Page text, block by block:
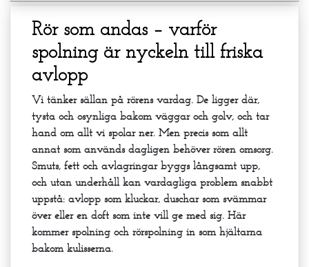
Rör som andas – varför
spolning är nyckeln till friska
avlopp
Vi tänker sällan på rörens vardag. De ligger där,
tysta och osynliga bakom väggar och golv, och tar
hand om allt vi spolar ner. Men precis som allt
annat som används dagligen behöver rören omsorg.
Smuts, fett och avlagringar byggs långsamt upp,
och utan underhåll kan vardagliga problem snabbt
uppstå: avlopp som kluckar, duschar som svämmar
över eller en doft som inte vill ge med sig. Här
kommer spolning och rörspolning in som hjältarna
bakom kulisserna.